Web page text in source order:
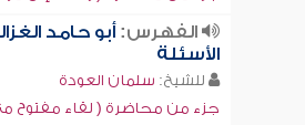
الفهرس:أبو حامد
الأسئلة
للشيخ: سلمان العودة
جزء من محاضرة ( لقاء مفتوح